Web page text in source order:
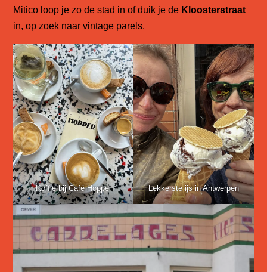
Mitico loop je zo de stad in of duik je de Kloosterstraat
in, op zoek naar vintage parels.
Koffie bij Café Hopper Lekkerste ijs in Antwerpen